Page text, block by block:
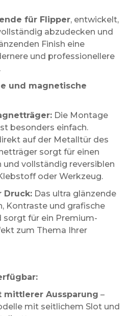
für Flipper, entwickelt,
abzudecken und
Finish eine
und professionellere
und magnetische
Die Montage
besonders einfach.
auf der Metalltür des
sorgt für einen
und vollständig reversiblen
oder Werkzeug.
Druck: Das ultra glänzende
Kontraste und grafische
sorgt für ein Premium-
zum Thema Ihrer
mittlerer Aussparung –
mit seitlichem Slot und